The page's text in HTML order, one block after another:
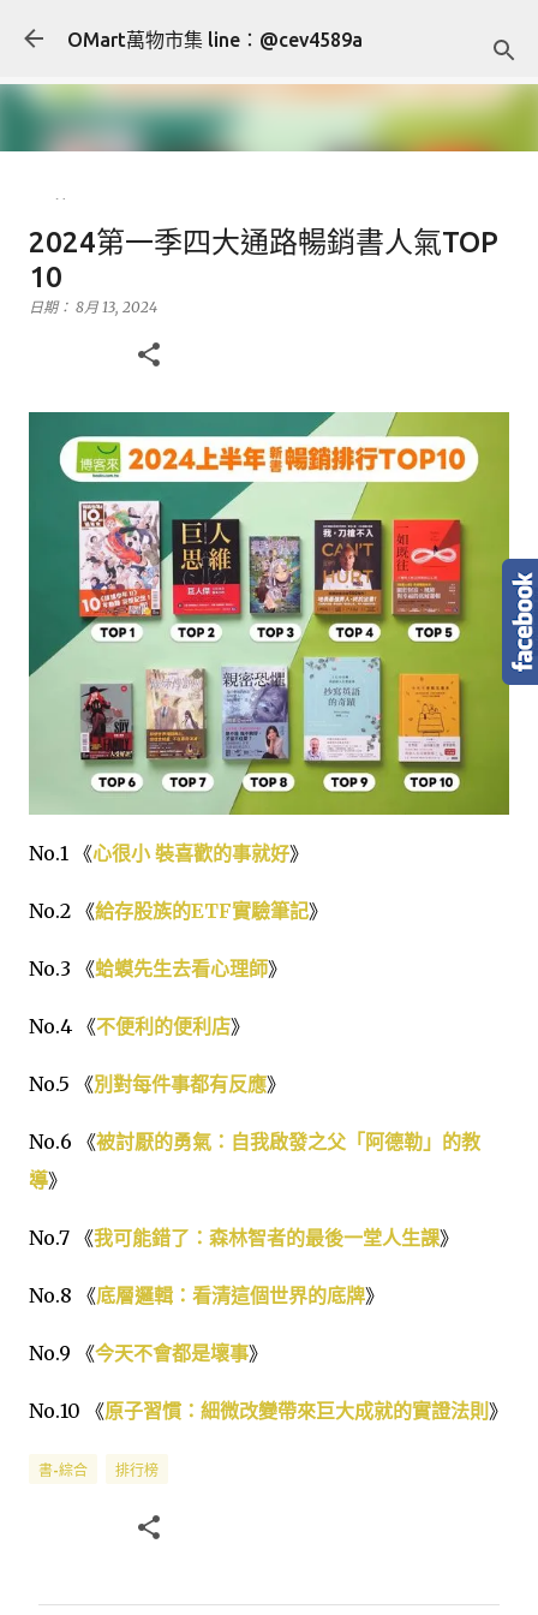
跳到主要內容
OMart萬物市集 line：@cev4589a
羽球拍 羽毛球拍
日期：
2024第一季四大通路暢銷書人氣TOP
10
日期： 8月 13, 2024
No.1 《心很小 裝喜歡的事就好》
No.2 《給存股族的ETF實驗筆記》
No.3 《蛤蟆先生去看心理師》
No.4 《不便利的便利店》
No.5 《別對每件事都有反應》
No.6 《被討厭的勇氣：自我啟發之父「阿德勒」的教
導》
No.7 《我可能錯了：森林智者的最後一堂人生課》
No.8 《底層邏輯：看清這個世界的底牌》
No.9 《今天不會都是壞事》
No.10 《原子習慣：細微改變帶來巨大成就的實證法則 》
書-綜合 排行榜